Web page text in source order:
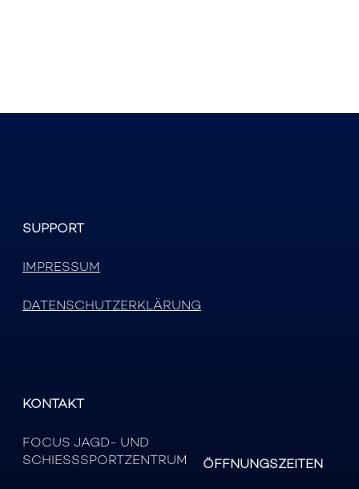
SUPPORT
IMPRESSUM
DATENSCHUTZERKLÄRUNG
KONTAKT
FOCUS JAGD- UND
SCHIESSSPORTZENTRUM
ÖFFNUNGSZEITEN